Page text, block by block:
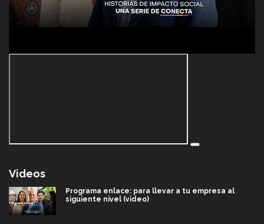
Videos
Programa enlace: para llevar a tu empresa al
siguiente nivel (video)